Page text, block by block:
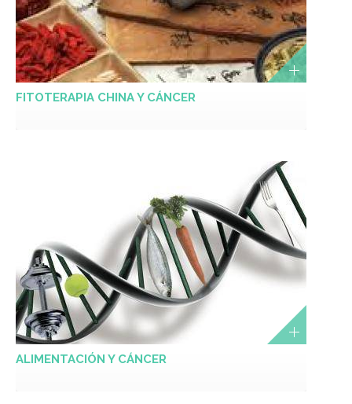
FITOTERAPIA CHINA Y CÁNCER
ALIMENTACIÓN Y CÁNCER